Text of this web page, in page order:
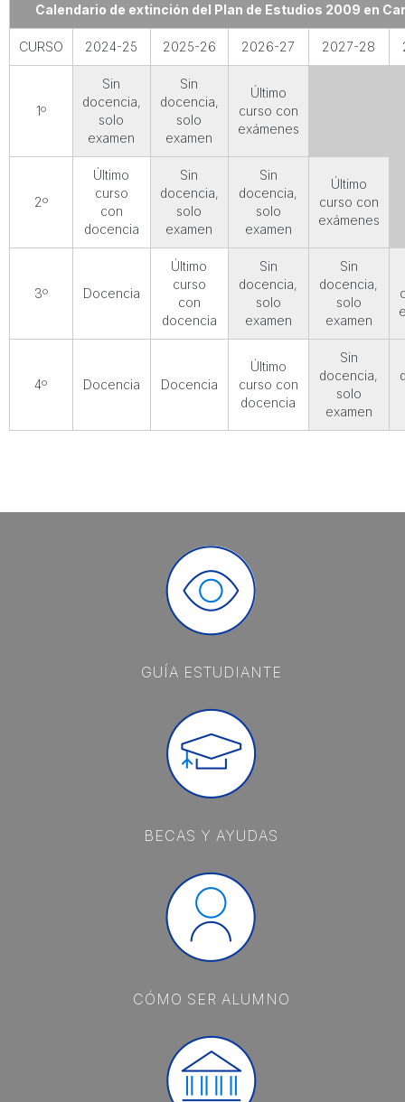
Calendario de extinción del Plan de Estudios 2009 en
CURSO 2024-25 2025-26 2026-27 2027-28
1º
Sin
docencia,
solo
examen
Sin
docencia,
solo
examen
Último
curso con
exámenes
2º
Último
curso
con
docencia
Sin
docencia,
solo
examen
Sin
docencia,
solo
examen
Último
curso con
exámenes
3º Docencia
Último
curso
con
docencia
Sin
docencia,
solo
examen
Sin
docencia,
solo
examen
4º Docencia Docencia
Último
curso con
docencia
Sin
docencia,
solo
examen
GUÍA ESTUDIANTE
BECAS Y AYUDAS
CÓMO SER ALUMNO